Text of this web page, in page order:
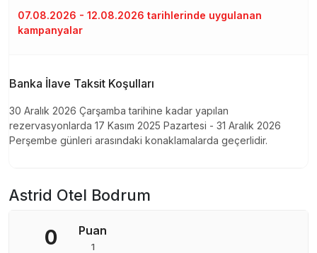
07.08.2026 - 12.08.2026 tarihlerinde uygulanan
kampanyalar
Banka İlave Taksit Koşulları
30 Aralık 2026 Çarşamba tarihine kadar yapılan
rezervasyonlarda 17 Kasım 2025 Pazartesi - 31 Aralık 2026
Perşembe günleri arasındaki konaklamalarda geçerlidir.
Astrid Otel Bodrum
0 Puan
1